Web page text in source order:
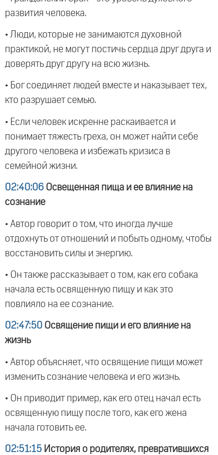
развития человека.
• Люди, которые не занимаются духовной
практикой, не могут постичь сердца друг друга и
доверять друг другу на всю жизнь.
• Бог соединяет людей вместе и наказывает тех,
кто разрушает семью.
• Если человек искренне раскаивается и
понимает тяжесть греха, он может найти себе
другого человека и избежать кризиса в
семейной жизни.
02:40:06 Освещенная пища и ее влияние на
сознание
• Автор говорит о том, что иногда лучше
отдохнуть от отношений и побыть одному, чтобы
восстановить силы и энергию.
• Он также рассказывает о том, как его собака
начала есть освященную пищу и как это
повлияло на ее сознание.
02:47:50 Освящение пищи и его влияние на
жизнь
• Автор объясняет, что освящение пищи может
изменить сознание человека и его жизнь.
• Он приводит пример, как его отец начал есть
освященную пищу после того, как его жена
начала готовить ее.
02:51:15 История о родителях, превратившихся